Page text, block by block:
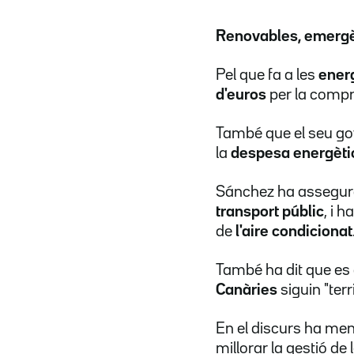
Renovables,
Pel que fa a les
d'euros per la
També que el seu
la despesa
Sánchez ha
transport públic, i
de l'aire condicionat
També ha dit que
Canàries siguin
En el discurs ha
millorar la gestió de